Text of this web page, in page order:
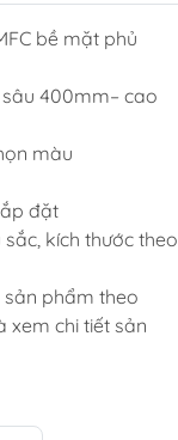
Tủ để giầy
bề mặt phủ
400mm– cao
màu
đặt
kích thước theo
sản phẩm theo
xem chi tiết sản